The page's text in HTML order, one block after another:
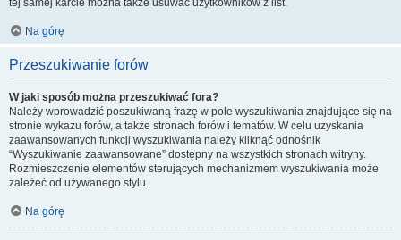
tej samej karcie można także usuwać użytkowników z list.
Na górę
Przeszukiwanie forów
W jaki sposób można przeszukiwać fora?
Należy wprowadzić poszukiwaną frazę w pole wyszukiwania znajdujące się na
stronie wykazu forów, a także stronach forów i tematów. W celu uzyskania
zaawansowanych funkcji wyszukiwania należy kliknąć odnośnik
“Wyszukiwanie zaawansowane” dostępny na wszystkich stronach witryny.
Rozmieszczenie elementów sterujących mechanizmem wyszukiwania może
zależeć od używanego stylu.
Na górę